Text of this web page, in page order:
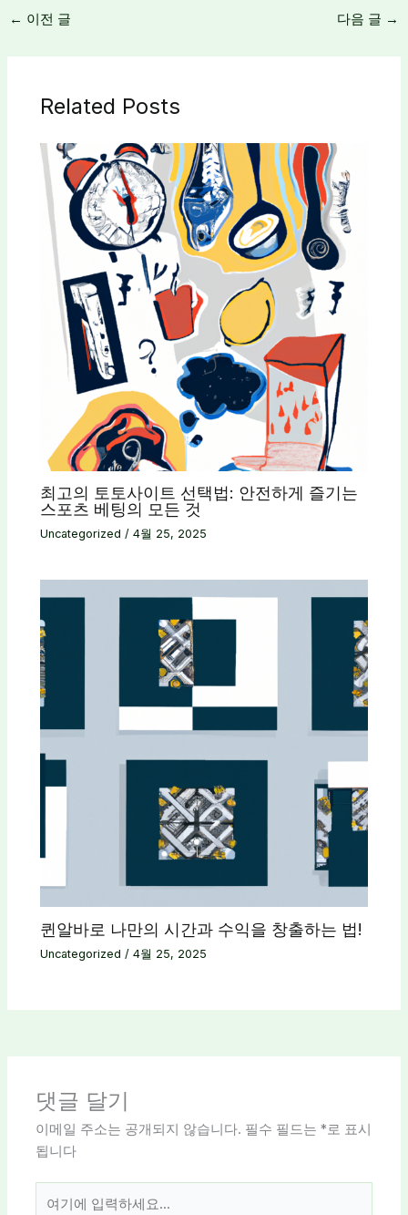
← 이전 글 다음 글 →
Related Posts
최고의 토토사이트 선택법: 안전하게 즐기는
스포츠 베팅의 모든 것
Uncategorized /4월 25, 2025
퀸알바로 나만의 시간과 수익을 창출하는 법!
Uncategorized /4월 25, 2025
댓글 달기
이메일 주소는 공개되지 않습니다. 필수 필드는*로 표시
됩니다